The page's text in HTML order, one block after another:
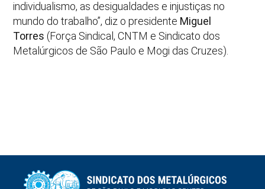
individualismo, as desigualdades e injustiças no
mundo do trabalho”, diz o presidente Miguel
Torres (Força Sindical, CNTM e Sindicato dos
Metalúrgicos de São Paulo e Mogi das Cruzes).